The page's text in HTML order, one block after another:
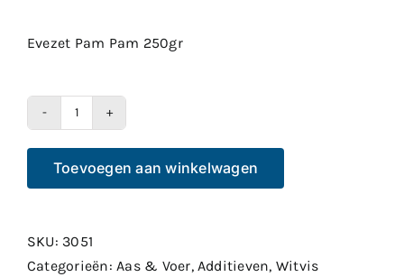
Evezet Pam Pam 250gr
Pam
Pam
Toevoegen aan winkelwagen
SKU: 3051
Categorieën: Aas & Voer, Additieven, Witvis